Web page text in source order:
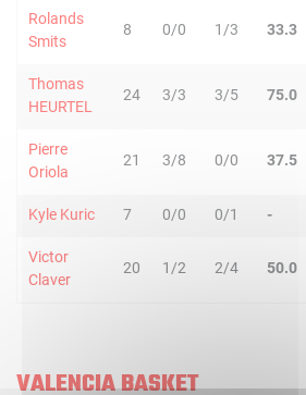
Rolands
Smits
8 0/0 1/3 33.3
Thomas
HEURTEL
24 3/3 3/5 75.0
Pierre
Oriola
21 3/8 0/0 37.5
Kyle Kuric 7 0/0 0/1 -
Victor
Claver
20 1/2 2/4 50.0
VALENCIA BASKET